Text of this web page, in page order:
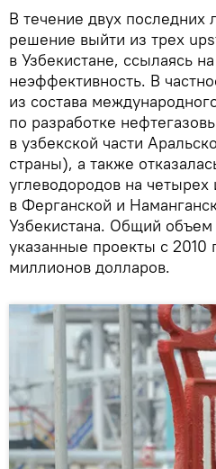
В течение двух последних
решение выйти из трех
в Узбекистане, ссылаясь
неэффективность. В
из состава
по разработке
в узбекской части
страны), а также
углеводородов на четырех
в Ферганской и
Узбекистана. Общий
указанные проекты с 2010
миллионов долларов.